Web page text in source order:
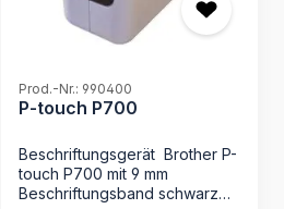
Prod.-Nr.: 990400
P-touch P700
Beschriftungsgerät Brother P-
touch P700 mit 9 mm
Beschriftungsband schwarz